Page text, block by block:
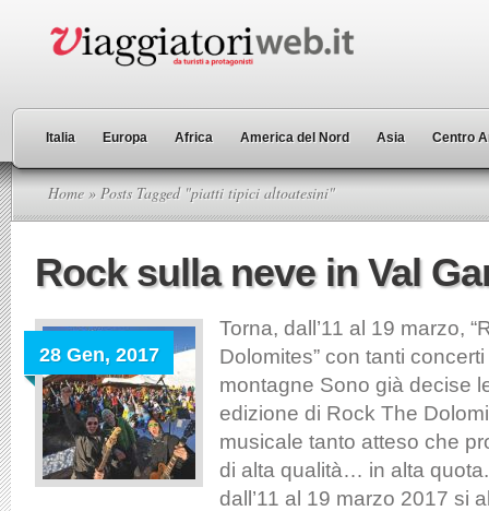
Italia Europa Africa America del Nord Asia Centro
Home » Posts Tagged "piatti tipici altoatesini"
Rock sulla neve in Val
28 Gen, 2017
Torna, dall’11 al 19 marzo,
Dolomites” con tanti
montagne Sono già decise
edizione di Rock The
musicale tanto atteso che
di alta qualità… in alta
dall’11 al 19 marzo 2017 si